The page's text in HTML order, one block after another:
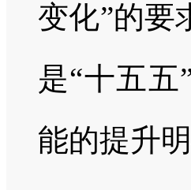
变化”的要
是“十五
能的提升